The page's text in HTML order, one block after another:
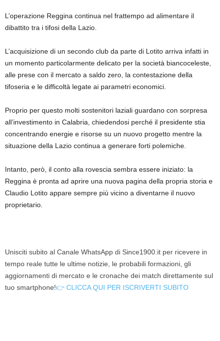
L’operazione Reggina continua nel frattempo ad alimentare il
dibattito tra i tifosi della Lazio.
L’acquisizione di un secondo club da parte di Lotito arriva infatti in
un momento particolarmente delicato per la società biancoceleste,
alle prese con il mercato a saldo zero, la contestazione della
tifoseria e le difficoltà legate ai parametri economici.
Proprio per questo molti sostenitori laziali guardano con sorpresa
all’investimento in Calabria, chiedendosi perché il presidente stia
concentrando energie e risorse su un nuovo progetto mentre la
situazione della Lazio continua a generare forti polemiche.
Intanto, però, il conto alla rovescia sembra essere iniziato: la
Reggina è pronta ad aprire una nuova pagina della propria storia e
Claudio Lotito appare sempre più vicino a diventarne il nuovo
proprietario.
Unisciti subito al Canale WhatsApp di Since1900.it per ricevere in
tempo reale tutte le ultime notizie, le probabili formazioni, gli
aggiornamenti di mercato e le cronache dei match direttamente sul
tuo smartphone!👉 CLICCA QUI PER ISCRIVERTI SUBITO